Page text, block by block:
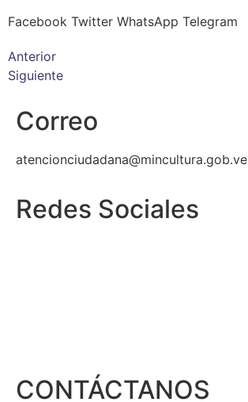
Facebook Twitter WhatsApp Telegram
Anterior
Siguiente
Correo
atencionciudadana@mincultura.gob.ve
Redes Sociales
CONTÁCTANOS